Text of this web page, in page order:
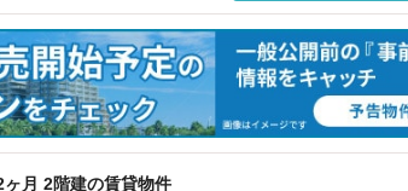
月 2階建の賃貸物件